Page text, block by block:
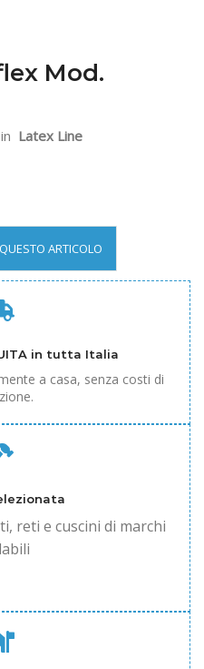
Mod.
Latex Line
ARTICOLO
in tutta Italia
a casa, senza costi di
reti e cuscini di marchi